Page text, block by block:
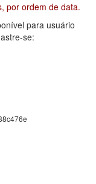
por ordem de data.
para usuário
se: